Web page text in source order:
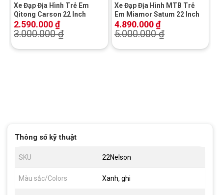
Xe Đạp Địa Hình Trẻ Em
Qitong Carson 22 Inch
2.590.000₫
3.000.000₫
Xe Đạp Địa Hình MTB Trẻ
Em Miamor Satum 22 Inch
4.890.000₫
5.000.000₫
Thông số kỹ thuật
SKU 22Nelson
Màu sắc/Colors Xanh, ghi